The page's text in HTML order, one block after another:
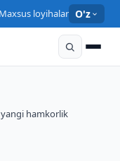
loyihalar O'z
yangi hamkorlik